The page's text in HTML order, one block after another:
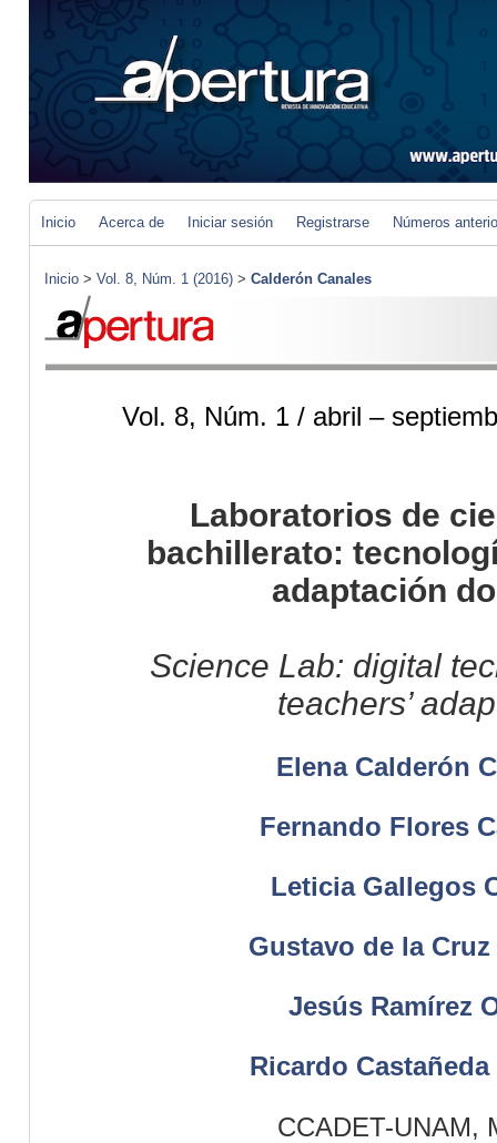
Inicio Acerca de Iniciar sesión Registrarse Números
Inicio > Vol. 8, Núm. 1 (2016) > Calderón Canales
Vol. 8, Núm. 1 / abril –
Laboratorios de
bachillerato:
adaptación
Science Lab: digital
teachers’
Elena Calderón
Fernando Flores
Leticia Gallegos
Gustavo de la
Jesús Ramírez
Ricardo
CCADET-UNAM,